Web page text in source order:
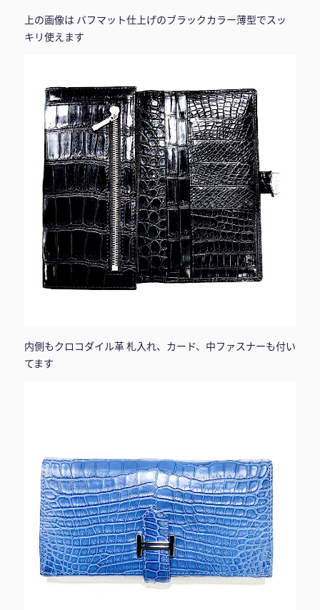
上の画像は バフマット仕上げのブラックカラー薄型でスッ
キリ使えます
内側もクロコダイル革 札入れ、カード、中ファスナーも付い
てます